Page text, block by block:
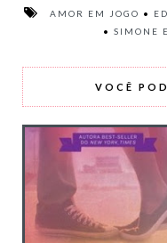
AMOR EM JOGO •
• SIMONE
VOCÊ